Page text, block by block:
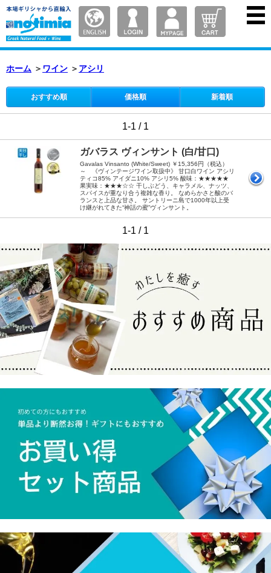
ホーム ＞ ワイン ＞ アシリ
おすすめ順 価格順 新着順
1-1 / 1
ガバラス ヴィンサント (白/甘口)
Gavalas Vinsanto (White/Sweet) ￥15,356円（税込）
～ 《ヴィンテージワイン取扱中》 甘口白ワイン アシリ
ティコ85% アイダニ10% アシリ5% 酸味：★★★★★
果実味：★★★☆☆ 干しぶどう、キャラメル、ナッツ、
スパイスが重なり合う複雑な香り。 なめらかさと酸のバ
ランスと上品な甘さ。 サントリーニ島で1000年以上受
け継がれてきた“神話の蜜”ヴィンサント。
1-1 / 1